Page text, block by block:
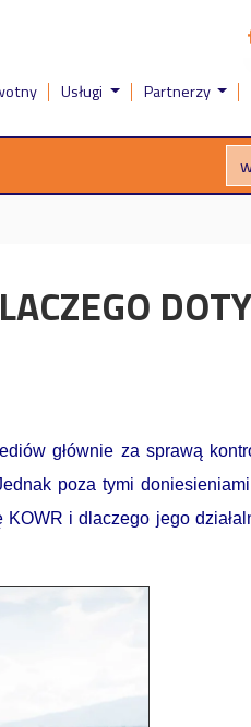
Usługi Partnerzy
głównie za sprawą
poza tymi
i dlaczego jego